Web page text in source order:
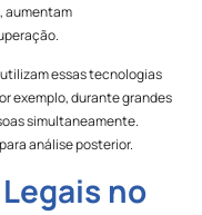
aumentam
essas tecnologias
exemplo, durante grandes
simultaneamente.
análise posterior.
no